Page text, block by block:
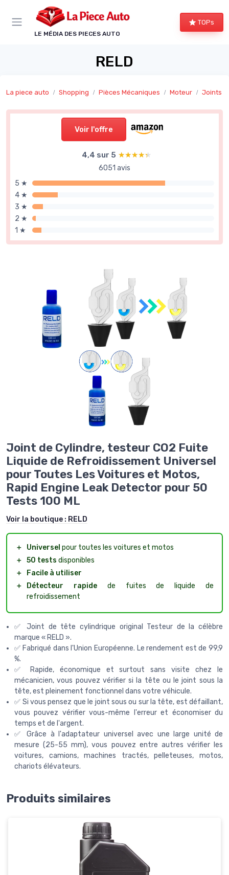
LE MÉDIA DES PIECES AUTO
TOPs
RELD
La piece auto Shopping Pièces Mécaniques Moteur Joints
Voir l'offre
4,4 sur 5 ★★★★★
★★★★★
6051 avis
5 ★
4 ★
3 ★
2 ★
1 ★
Joint de Cylindre, testeur CO2 Fuite
Liquide de Refroidissement Universel
pour Toutes Les Voitures et Motos,
Rapid Engine Leak Detector pour 50
Tests 100 ML
Voir la boutique : RELD
＋ Universel pour toutes les voitures et motos
＋ 50 tests disponibles
＋
Facile à utiliser
＋
Détecteur rapidede fuites de liquide de
refroidissement
✅ Joint de tête cylindrique original Testeur de la célèbre
marque « RELD ».
✅ Fabriqué dans l'Union Européenne. Le rendement est de 99,9
%.
✅ Rapide, économique et surtout sans visite chez le
mécanicien, vous pouvez vérifier si la tête ou le joint sous la
tête, est pleinement fonctionnel dans votre véhicule.
✅ Si vous pensez que le joint sous ou sur la tête, est défaillant,
vous pouvez vérifier vous-même l'erreur et économiser du
temps et de l'argent.
✅ Grâce à l'adaptateur universel avec une large unité de
mesure (25-55 mm), vous pouvez entre autres vérifier les
voitures, camions, machines tractés, pelleteuses, motos,
chariots élévateurs.
Produits similaires
Panneau de gestion des cookies